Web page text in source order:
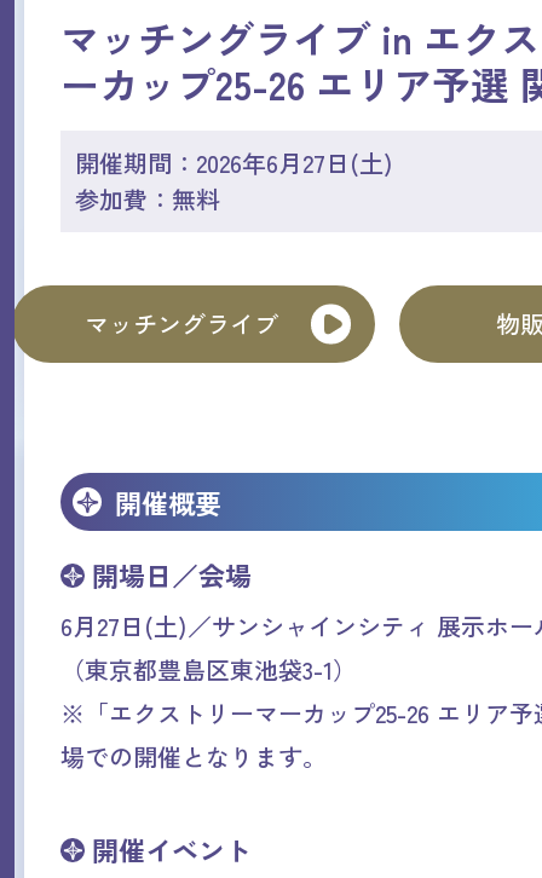
マッチングライブ in エク
ーカップ25-26 エリア予選
開催期間：2026年6月27日(土)
参加費：無料
マッチングライブ 物
開催概要
開場日／会場
6月27日(土)／サンシャインシティ 展示ホー
（東京都豊島区東池袋3-1）
※「エクストリーマーカップ25-26 エリア
場での開催となります。
開催イベント